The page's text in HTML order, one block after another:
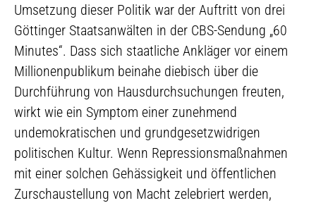
Umsetzung dieser Politik war der Auftritt von drei
Göttinger Staatsanwälten in der CBS-Sendung „60
Minutes“. Dass sich staatliche Ankläger vor einem
Millionenpublikum beinahe diebisch über die
Durchführung von Hausdurchsuchungen freuten,
wirkt wie ein Symptom einer zunehmend
undemokratischen und grundgesetzwidrigen
politischen Kultur. Wenn Repressionsmaßnahmen
mit einer solchen Gehässigkeit und öffentlichen
Zurschaustellung von Macht zelebriert werden,